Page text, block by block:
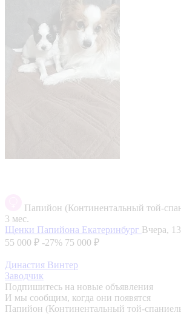
Папийон (Континентальный той-
3 мес.
Щенки Папийона Екатеринбург Вчера,
55 000 ₽ -27% 75 000 ₽
Династия Винтер
Заводчик
Подпишитесь на новые объявления
И мы сообщим, когда они появятся
Папийон (Континентальный той-